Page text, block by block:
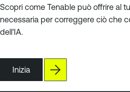
Scopri come Tenable può offrire al
necessaria per correggere ciò che
dell'IA.
Inizia